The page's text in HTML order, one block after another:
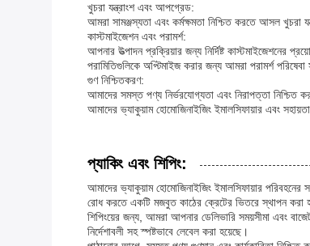
খুচরা যন্ত্রাংশ এবং আপগ্রেড:
আমরা সামঞ্জস্যতা এবং কর্মক্ষমতা নিশ্চিত করতে আসল খুচরা
কাস্টমাইজেশন এবং পরামর্শ:
আপনার উত্পাদন প্রক্রিয়ার জন্য নির্দিষ্ট কাস্টমাইজেশনের
পরামিতিগুলিকে অপ্টিমাইজ করার জন্য আমরা পরামর্শ
গুণ নিশ্চিতকরণ:
আমাদের সমস্ত পণ্য নির্ভরযোগ্যতা এবং নিরাপত্তা নিশ্চিত
আমাদের ভ্যাকুয়াম হোমোজিনাইজিং ইমালসিফায়ার এবং
প্যাকিং এবং শিপিং:
আমাদের ভ্যাকুয়াম হোমোজিনাইজিং ইমালসিফায়ার
রোধ করতে একটি মজবুত কাঠের ক্রেটের ভিতরে স্থাপন করা
শিপিংয়ের জন্য, আমরা আপনার ডেলিভারি সময়সীমা এবং
নির্দেশাবলী সহ স্পষ্টভাবে লেবেল করা হয়েছে।